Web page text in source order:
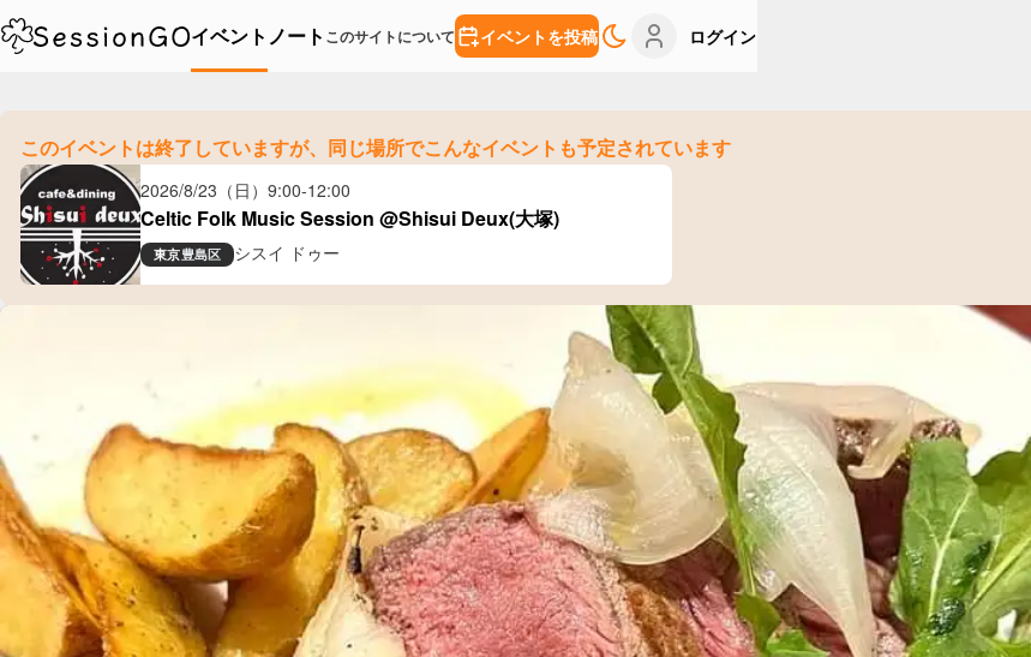
イベント ノート このサイトについて イベントを投稿 ログイン
このイベントは終了していますが、 同じ場所でこんなイベントも予定されています
2026/8/23（日） 9:00-12:00
Celtic Folk Music Session @Shisui Deux(大塚)
東京豊島区 シスイ ドゥー